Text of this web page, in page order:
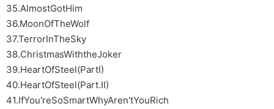
35.AlmostGotHim
36.MoonOfTheWolf
37.TerrorInTheSky
38.ChristmasWiththeJoker
39.HeartOfSteel(PartI)
40.HeartOfSteel(Part.II)
41.IfYou'reSoSmartWhyAren'tYouRich